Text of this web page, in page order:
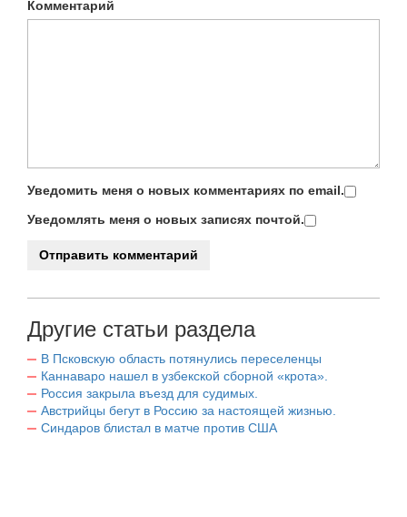
Комментарий
Уведомить меня о новых комментариях по email.
Уведомлять меня о новых записях почтой.
Другие статьи раздела
В Псковскую область потянулись переселенцы
Каннаваро нашел в узбекской сборной «крота».
Россия закрыла въезд для судимых.
Австрийцы бегут в Россию за настоящей жизнью.
Синдаров блистал в матче против США